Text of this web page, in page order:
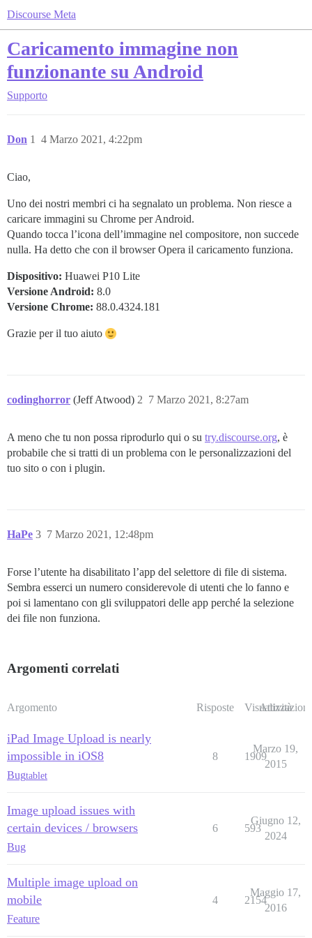
Discourse Meta
Caricamento immagine non
funzionante su Android
Supporto
Don 4 Marzo 2021, 4:22pm
1
Ciao,
Uno dei nostri membri ci ha segnalato un problema. Non riesce a
caricare immagini su Chrome per Android.
Quando tocca l’icona dell’immagine nel compositore, non succede
nulla. Ha detto che con il browser Opera il caricamento funziona.
Dispositivo: Huawei P10 Lite
Versione Android: 8.0
Versione Chrome: 88.0.4324.181
Grazie per il tuo aiuto
codinghorror (Jeff Atwood) 7 Marzo 2021, 8:27am
2
A meno che tu non possa riprodurlo qui o su try.discourse.org, è
probabile che si tratti di un problema con le personalizzazioni del
tuo sito o con i plugin.
HaPe 7 Marzo 2021, 12:48pm
3
Forse l’utente ha disabilitato l’app del selettore di file di sistema.
Sembra esserci un numero considerevole di utenti che lo fanno e
poi si lamentano con gli sviluppatori delle app perché la selezione
dei file non funziona.
Argomenti correlati
Argomento Risposte Visualizzazioni
Attività
iPad Image Upload is nearly
impossible in iOS8
Bugtablet
8 1909
Marzo 19,
2015
Image upload issues with
certain devices / browsers
Bug
6 593
Giugno 12,
2024
Multiple image upload on
mobile
Feature
4 2154
Maggio 17,
2016